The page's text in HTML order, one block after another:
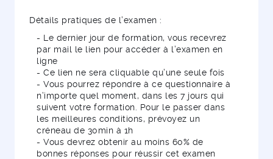
Détails pratiques de l’examen :
- Le dernier jour de formation, vous recevrez
par mail le lien pour accéder à l’examen en
ligne
- Ce lien ne sera cliquable qu’une seule fois
- Vous pourrez répondre à ce questionnaire à
n’importe quel moment, dans les 7 jours qui
suivent votre formation. Pour le passer dans
les meilleures conditions, prévoyez un
créneau de 30min à 1h
- Vous devrez obtenir au moins 60% de
bonnes réponses pour réussir cet examen